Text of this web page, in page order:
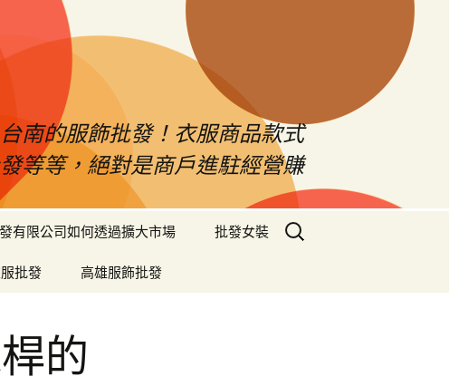
南的服飾批發！衣服商品款式
等等，絕對是商戶進駐經營賺
有限公司如何透過擴大市場 批發女裝
批發 高雄服飾批發
搜
尋
的